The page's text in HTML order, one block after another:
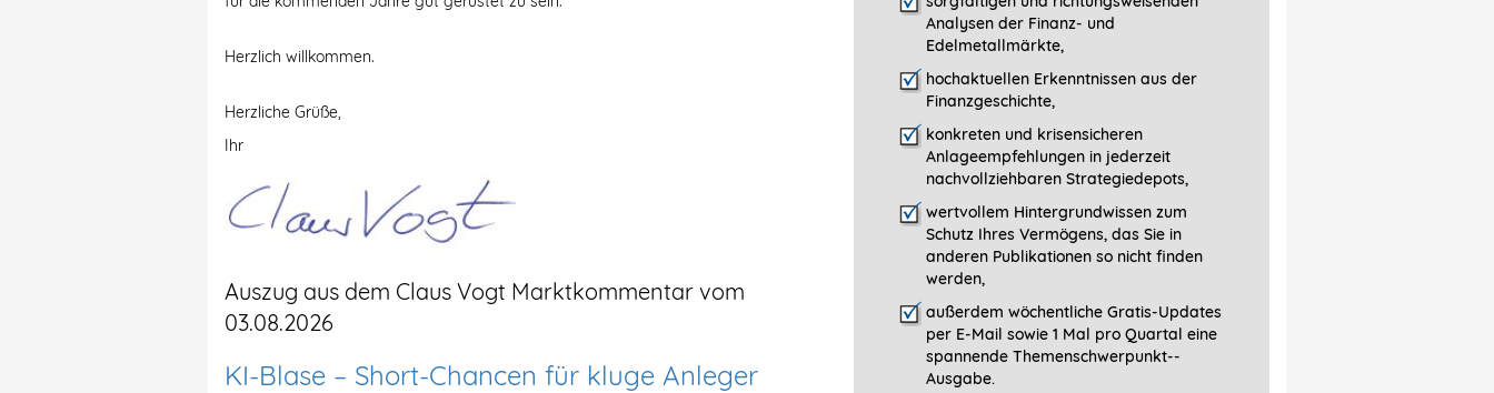
Herzlich willkommen.
Herzliche Grüße,
Ihr
Auszug aus dem Claus Vogt Marktkommentar vom
03.08.2026
KI-Blase – Short-Chancen für kluge Anleger
Analysen der Finanz- und
Edelmetallmärkte,
hochaktuellen Erkenntnissen aus der
Finanzgeschichte,
konkreten und krisensicheren
Anlageempfehlungen in jederzeit
nachvollziehbaren Strategiedepots,
wertvollem Hintergrundwissen zum
Schutz Ihres Vermögens, das Sie in
anderen Publikationen so nicht finden
werden,
außerdem wöchentliche Gratis-Updates
per E-Mail sowie 1 Mal pro Quartal eine
spannende Themenschwerpunkt-­
Ausgabe.